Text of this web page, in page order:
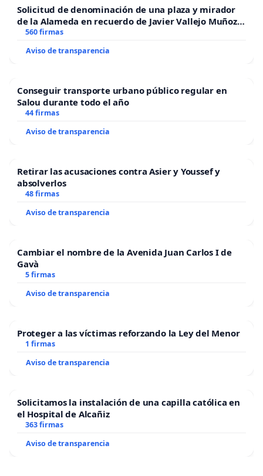
Solicitud de denominación de una plaza y mirador
de la Alameda en recuerdo de Javier Vallejo Muñoz
“Mazinger”
560 firmas
Aviso de transparencia
Conseguir transporte urbano público regular en
Salou durante todo el año
44 firmas
Aviso de transparencia
Retirar las acusaciones contra Asier y Youssef y
absolverlos
48 firmas
Aviso de transparencia
Cambiar el nombre de la Avenida Juan Carlos I de
Gavà
5 firmas
Aviso de transparencia
Proteger a las víctimas reforzando la Ley del Menor
1 firmas
Aviso de transparencia
Solicitamos la instalación de una capilla católica en
el Hospital de Alcañiz
363 firmas
Aviso de transparencia